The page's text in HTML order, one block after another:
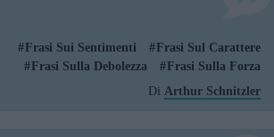
Frasi Sui Sentimenti
Frasi Sul Carattere
Frasi Sulla Debolezza
Frasi Sulla Forza
Di Arthur Schnitzler